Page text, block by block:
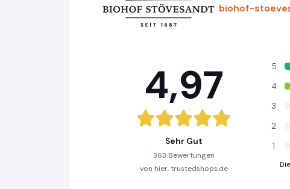
biohof-
4,97
Sehr Gut
363 Bewertungen
von hier, trustedshops.de
5
4
3
2
1